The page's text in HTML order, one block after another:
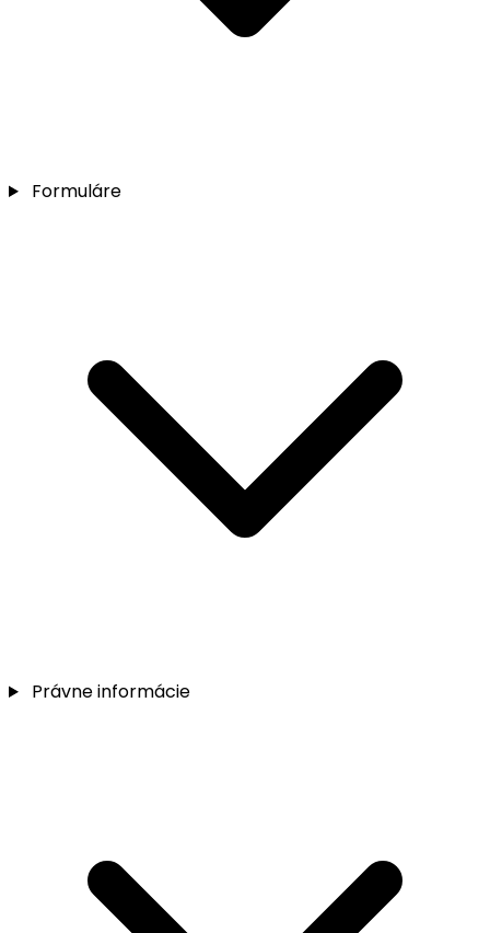
Formuláre
Právne informácie